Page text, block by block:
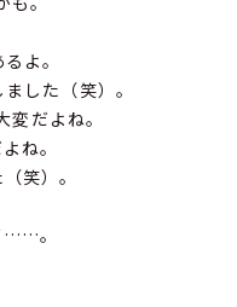
よ。
した（笑）。
だよね。
ね。
笑）。
……。